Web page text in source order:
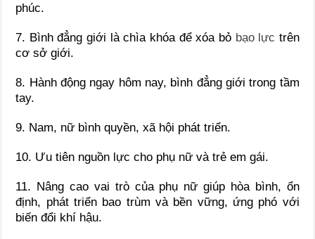
phúc.
7. Bình đẳng giới là chìa khóa để xóa bỏ bạo lực trên
cơ sở giới.
8. Hành động ngay hôm nay, bình đẳng giới trong tầm
tay.
9. Nam, nữ bình quyền, xã hội phát triển.
10. Ưu tiên nguồn lực cho phụ nữ và trẻ em gái.
11. Nâng cao vai trò của phụ nữ giúp hòa bình, ổn
định, phát triển bao trùm và bền vững, ứng phó với
biến đổi khí hậu.